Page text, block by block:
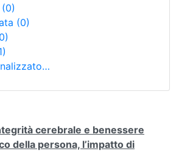
(0)
(0)
cerebrale e benessere
della persona, l’impatto di